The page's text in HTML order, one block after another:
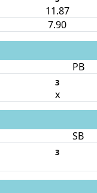
11.87
7.90
PB
3
x
SB
3